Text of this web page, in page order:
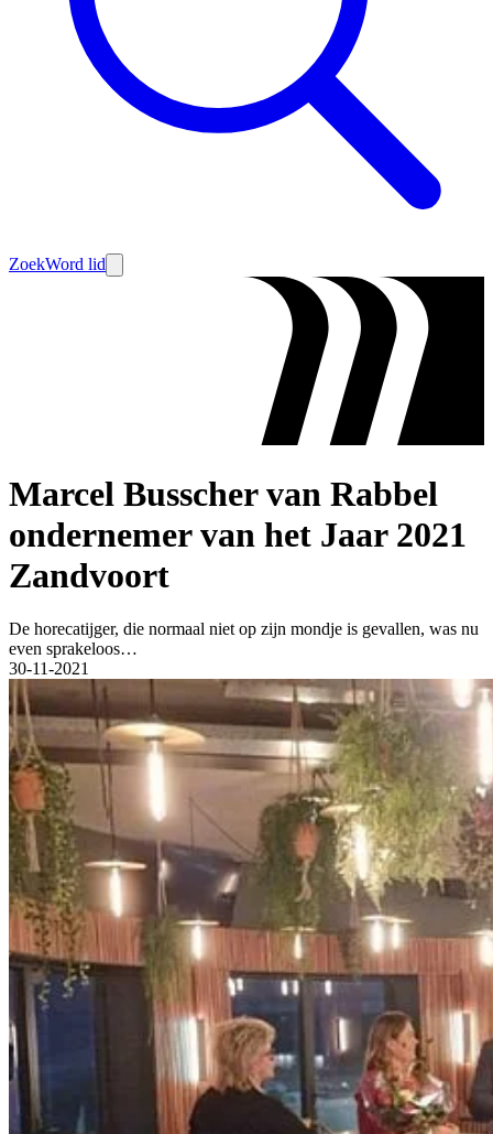
ZoekWord lid
Marcel Busscher van Rabbel
ondernemer van het Jaar 2021
Zandvoort
De horecatijger, die normaal niet op zijn mondje is gevallen, was nu
even sprakeloos…
30-11-2021